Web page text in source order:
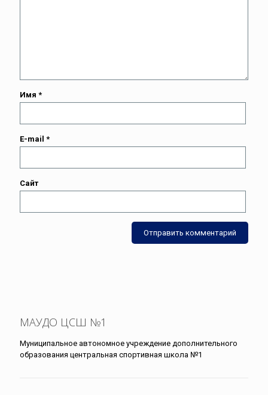
Имя *
E-mail *
Сайт
МАУДО ЦСШ №1
Муниципальное автономное учреждение дополнительного
образования центральная спортивная школа №1